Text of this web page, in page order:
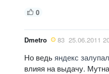
0
Dmetro 83 25.06.2011
Но ведьяндекс
влияя на выдачу.